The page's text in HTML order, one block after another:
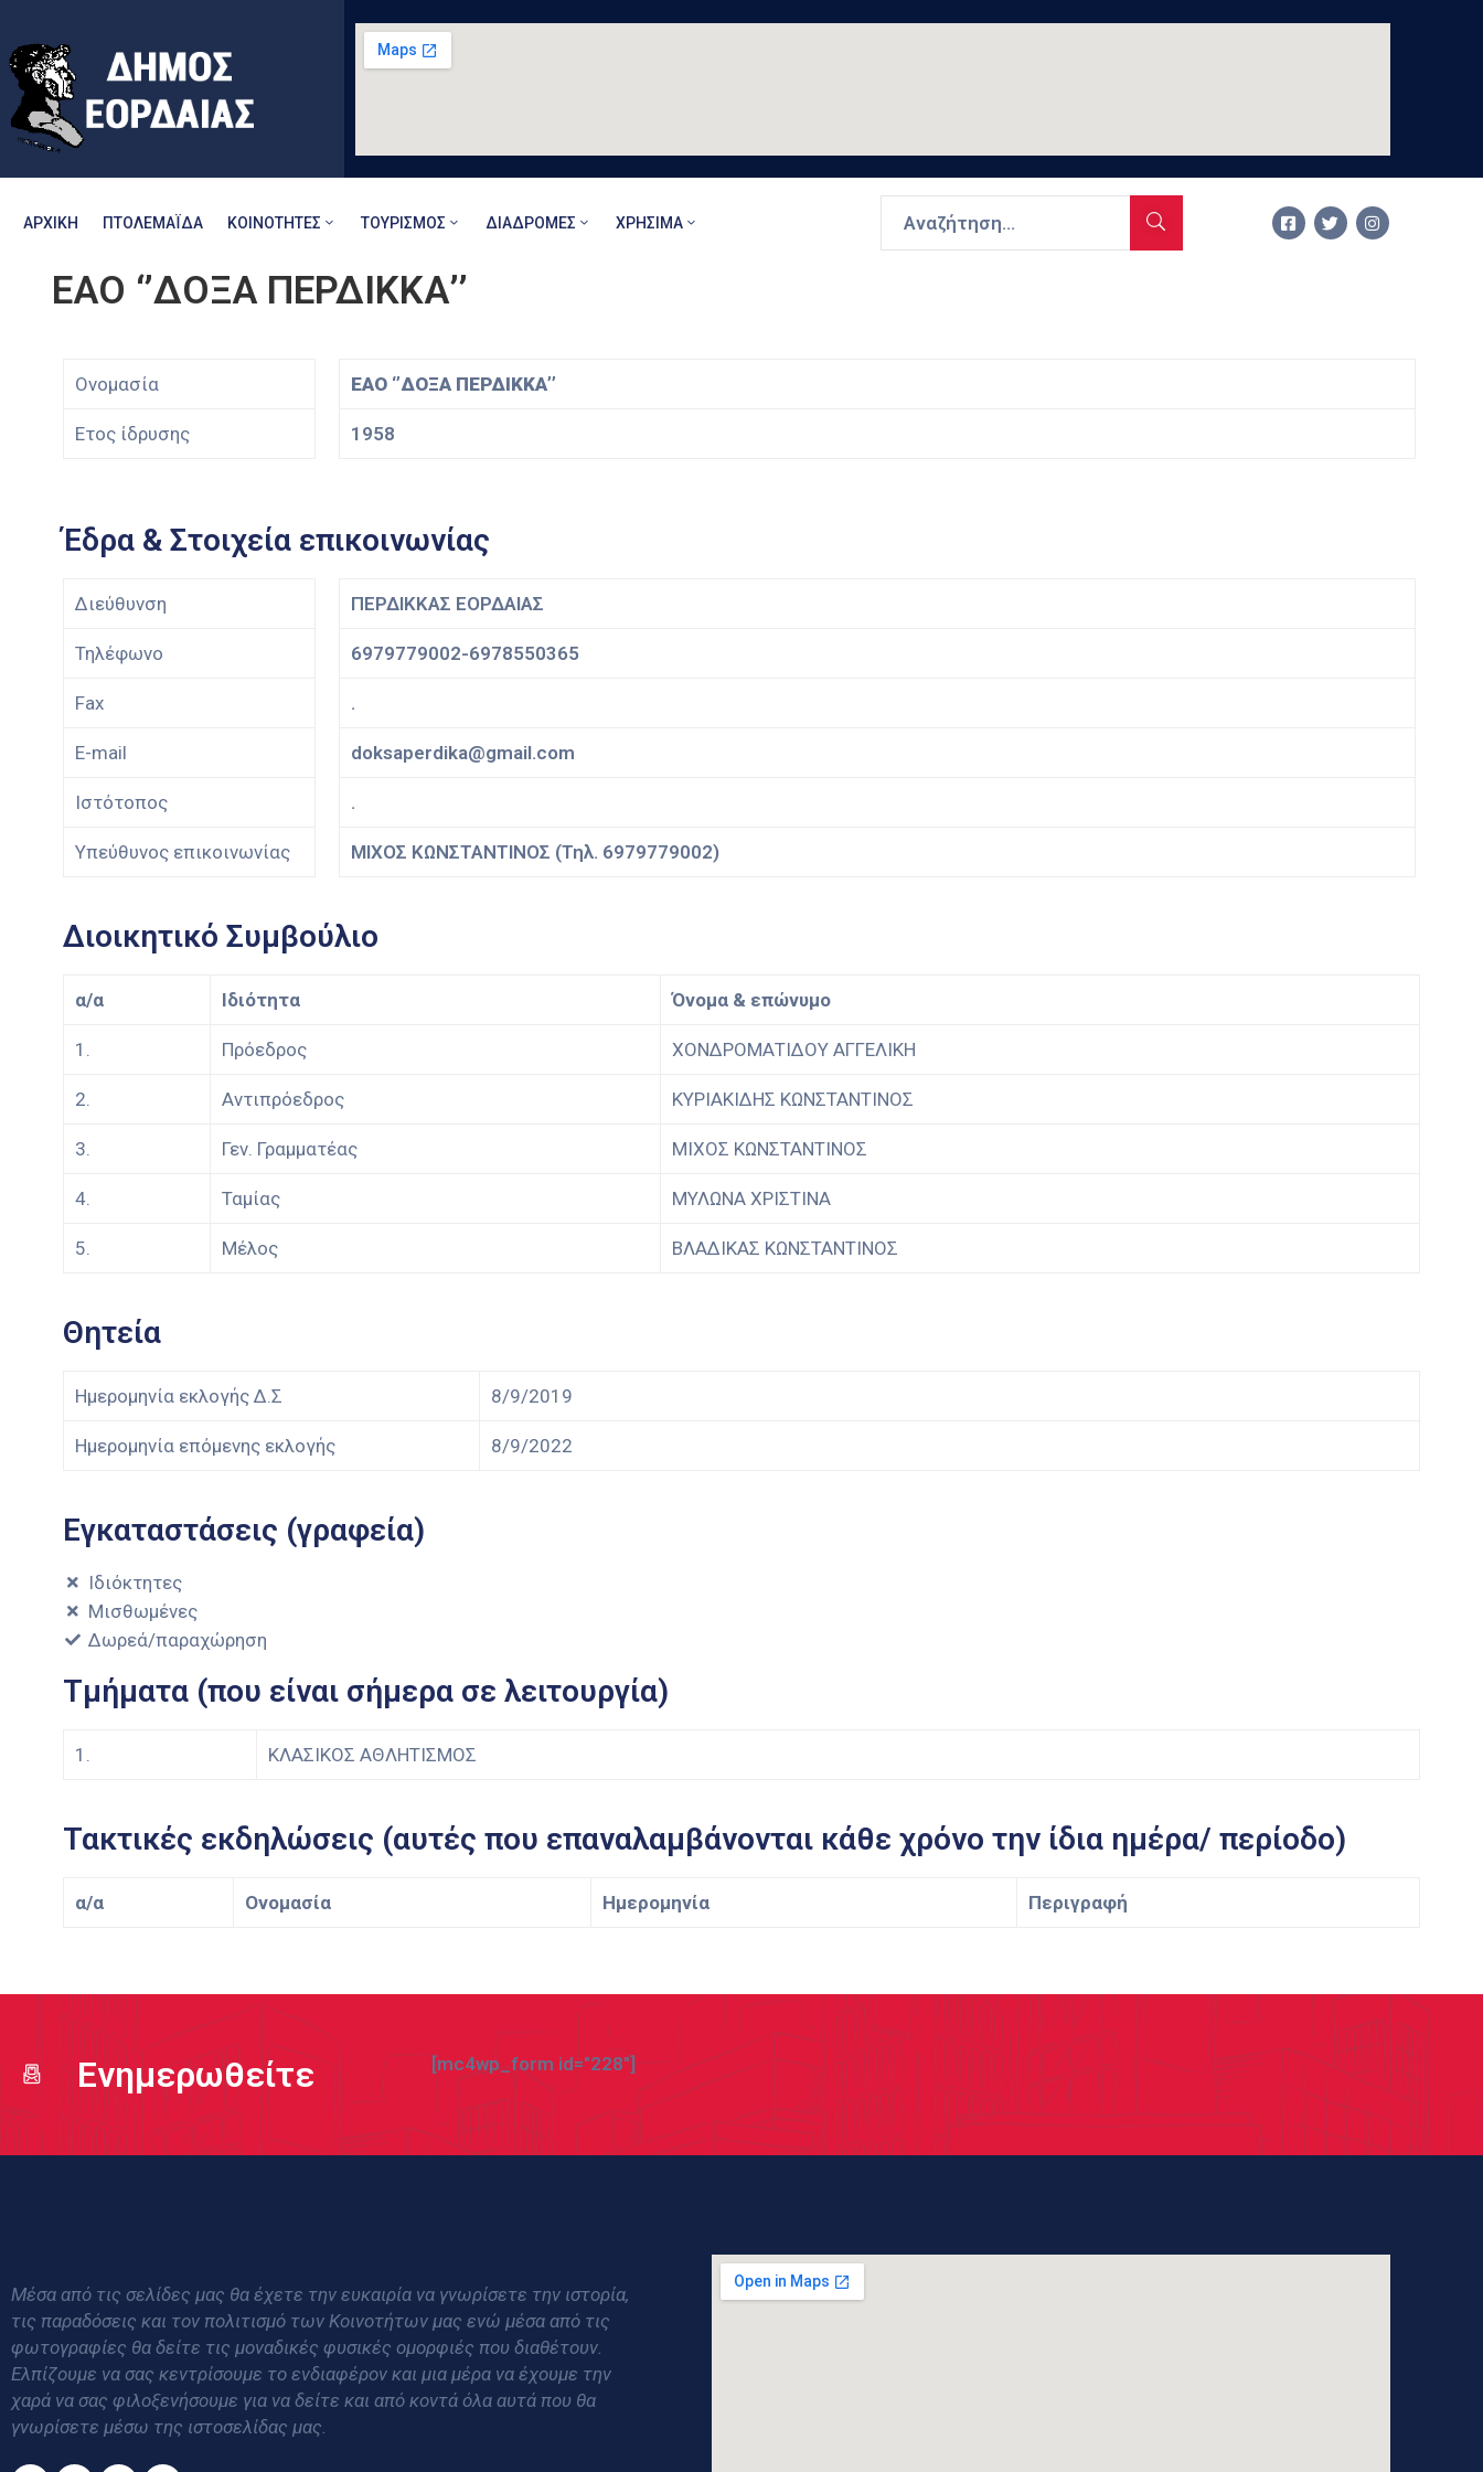
ΑΡΧΙΚΉ ΠΤΟΛΕΜΑΪ́ΔΑ ΚΟΙΝΌΤΗΤΕΣ ΤΟΥΡΙΣΜΌΣ ΔΙΑΔΡΟΜΈΣ ΧΡΉΣΙΜΑ
ΕΑΟ ‘’ΔΟΞΑ ΠΕΡΔΙΚΚΑ’’
Ονομασία
Ετος ίδρυσης
ΕΑΟ ‘’ΔΟΞΑ ΠΕΡΔΙΚΚΑ’’
1958
Έδρα & Στοιχεία επικοινωνίας
Διεύθυνση
Τηλέφωνο
Fax
E-mail
Ιστότοπος
Υπεύθυνος επικοινωνίας
ΠΕΡΔΙΚΚΑΣ ΕΟΡΔΑΙΑΣ
6979779002-6978550365
.
doksaperdika@gmail.com
.
ΜΙΧΟΣ ΚΩΝΣΤΑΝΤΙΝΟΣ (Τηλ. 6979779002)
Διοικητικό Συμβούλιο
α/α Ιδιότητα Όνομα & επώνυμο
1. Πρόεδρος ΧΟΝΔΡΟΜΑΤΙΔΟΥ ΑΓΓΕΛΙΚΗ
2. Αντιπρόεδρος ΚΥΡΙΑΚΙΔΗΣ ΚΩΝΣΤΑΝΤΙΝΟΣ
3. Γεν. Γραμματέας ΜΙΧΟΣ ΚΩΝΣΤΑΝΤΙΝΟΣ
4. Ταμίας ΜΥΛΩΝΑ ΧΡΙΣΤΙΝΑ
5. Μέλος ΒΛΑΔΙΚΑΣ ΚΩΝΣΤΑΝΤΙΝΟΣ
Θητεία
Ημερομηνία εκλογής Δ.Σ 8/9/2019
Ημερομηνία επόμενης εκλογής 8/9/2022
Εγκαταστάσεις (γραφεία)
Ιδιόκτητες
Μισθωμένες
Δωρεά/παραχώρηση
Τμήματα (που είναι σήμερα σε λειτουργία)
1. ΚΛΑΣΙΚΟΣ ΑΘΛΗΤΙΣΜΟΣ
Τακτικές εκδηλώσεις (αυτές που επαναλαμβάνονται κάθε χρόνο την ίδια ημέρα/ περίοδο)
α/α Ονομασία Ημερομηνία Περιγραφή
Ενημερωθείτε [mc4wp_form id="228"]
Μέσα από τις σελίδες μας θα έχετε την ευκαιρία να γνωρίσετε την ιστορία,
τις παραδόσεις και τον πολιτισμό των Κοινοτήτων μας ενώ μέσα από τις
φωτογραφίες θα δείτε τις μοναδικές φυσικές ομορφιές που διαθέτουν.
Ελπίζουμε να σας κεντρίσουμε το ενδιαφέρον και μια μέρα να έχουμε την
χαρά να σας φιλοξενήσουμε για να δείτε και από κοντά όλα αυτά που θα
γνωρίσετε μέσω της ιστοσελίδας μας.